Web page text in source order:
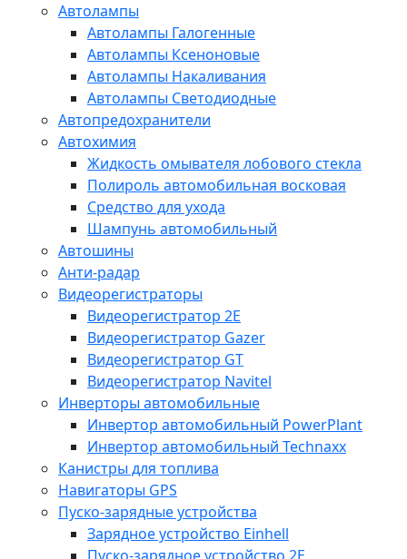
Автолампы
Автолампы Галогенные
Автолампы Ксеноновые
Автолампы Накаливания
Автолампы Светодиодные
Автопредохранители
Автохимия
Жидкость омывателя лобового стекла
Полироль автомобильная восковая
Средство для ухода
Шампунь автомобильный
Автошины
Анти-радар
Видеорегистраторы
Видеорегистратор 2E
Видеорегистратор Gazer
Видеорегистратор GT
Видеорегистратор Navitel
Инверторы автомобильные
Инвертор автомобильный PowerPlant
Инвертор автомобильный Technaxx
Канистры для топлива
Навигаторы GPS
Пуско-зарядные устройства
Зарядное устройство Einhell